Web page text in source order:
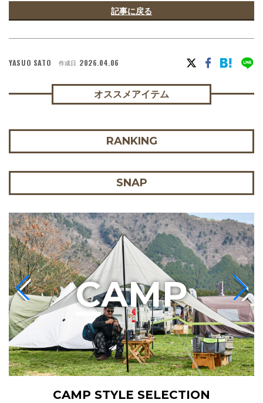
記事に戻る
YASUO SATO 作成日 2026.04.06
オススメアイテム
RANKING
SNAP
CAMP STYLE SELECTION
CAMP